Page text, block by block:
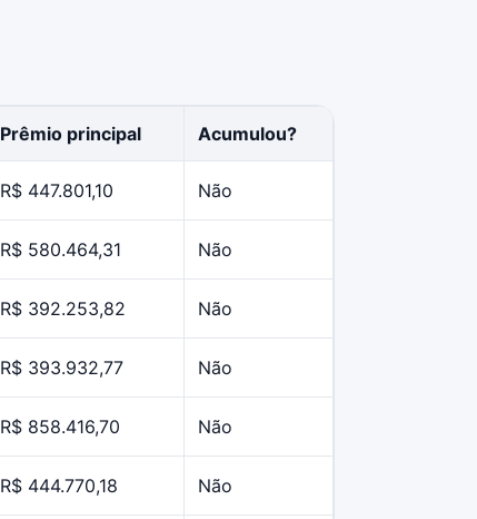
Prêmio principal Acumulou?
R$ 447.801,10 Não
R$ 580.464,31 Não
R$ 392.253,82 Não
R$ 393.932,77 Não
R$ 858.416,70 Não
R$ 444.770,18 Não